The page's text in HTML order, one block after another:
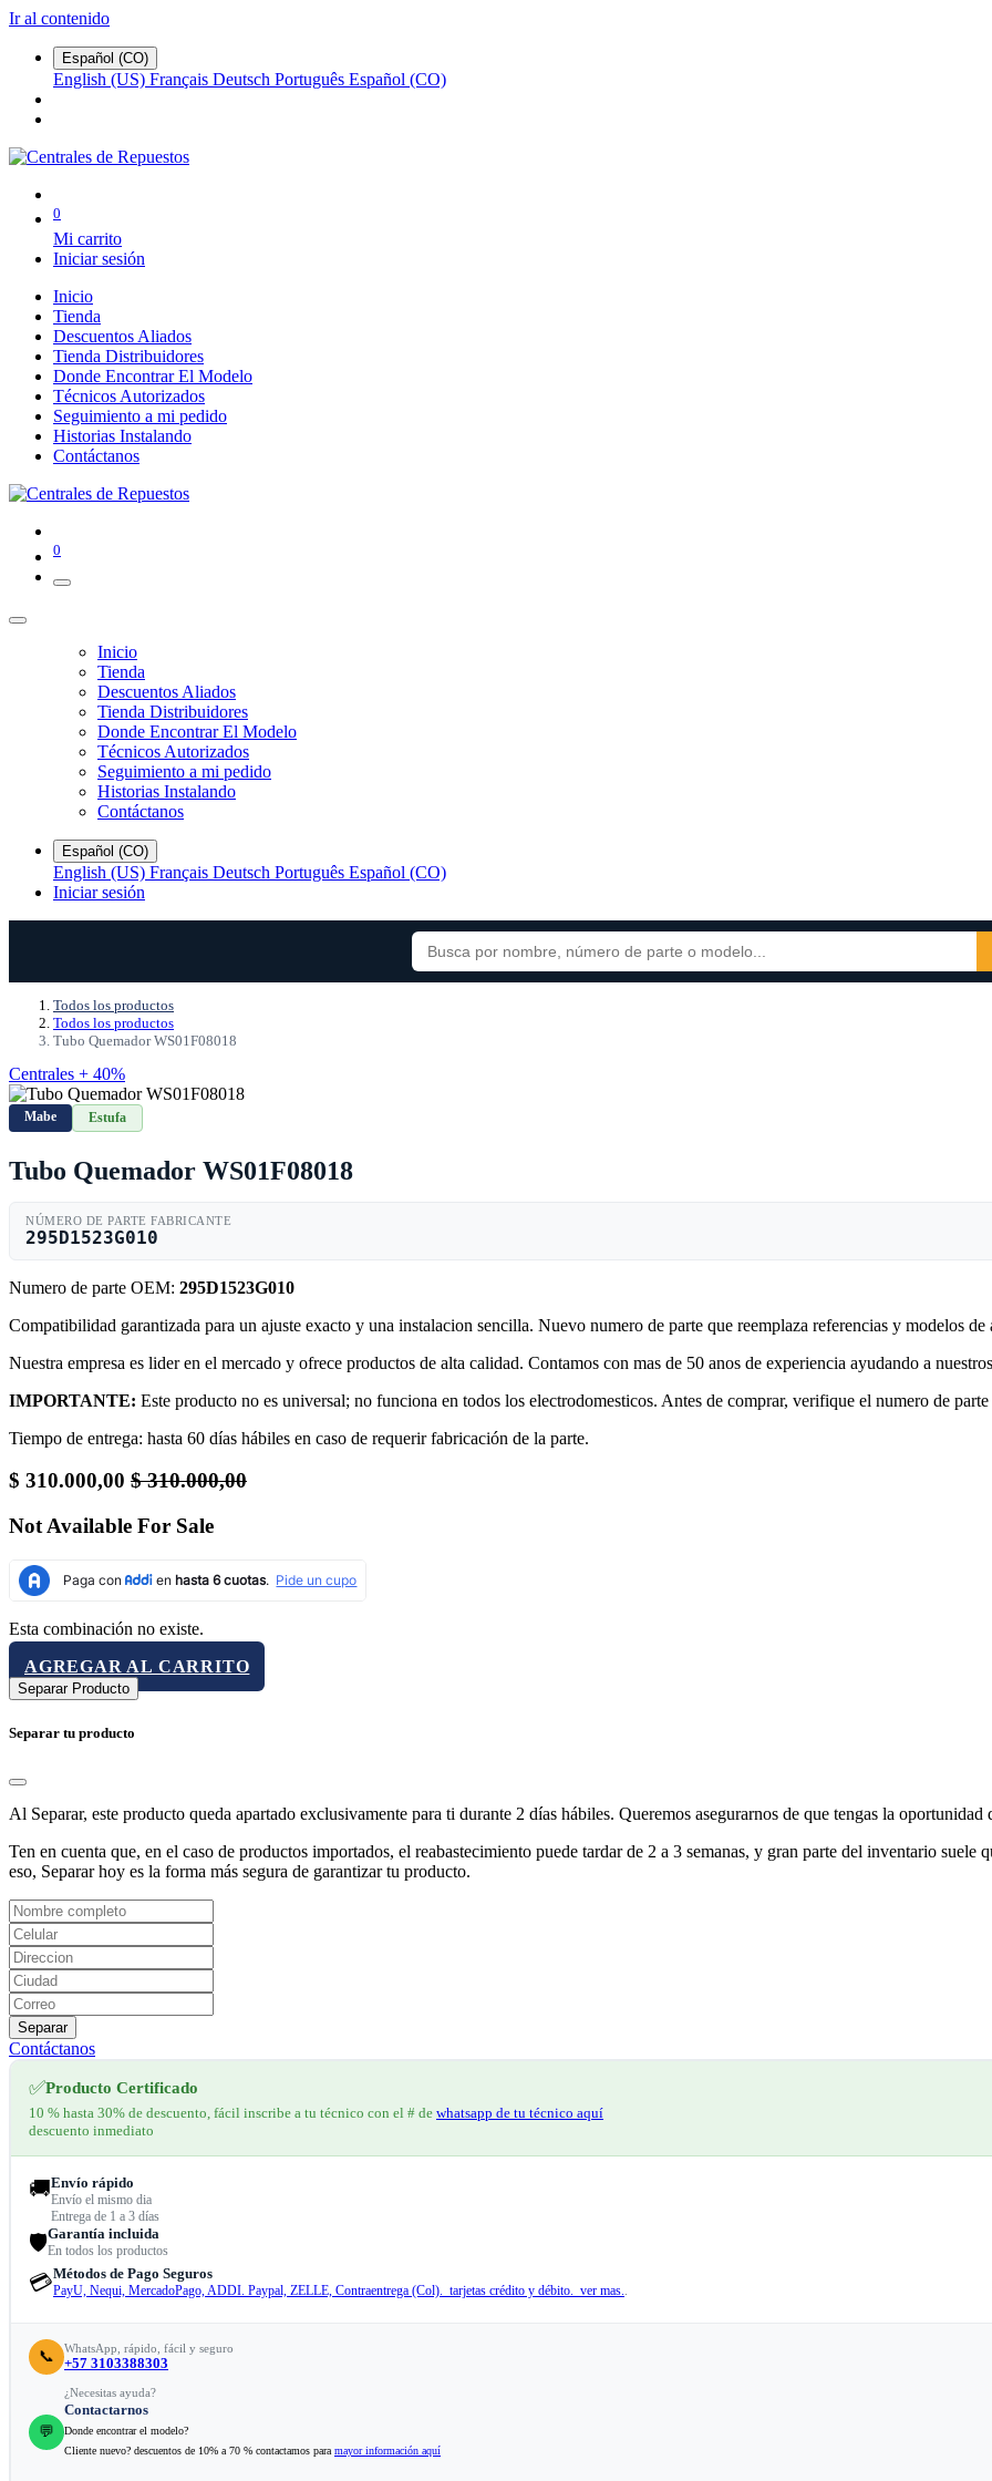
Ir al contenido
Español (CO)
English (US) Français Deutsch Português Español (CO)
0
Mi carrito
Iniciar sesión
Inicio
Tienda
Descuentos Aliados
Tienda Distribuidores
Donde Encontrar El Modelo
Técnicos Autorizados
Seguimiento a mi pedido
Historias Instalando
Contáctanos
0
Inicio
Tienda
Descuentos Aliados
Tienda Distribuidores
Donde Encontrar El Modelo
Técnicos Autorizados
Seguimiento a mi pedido
Historias Instalando
Contáctanos
Español (CO)
English (US) Français Deutsch Português Español (CO)
Iniciar sesión
Todos los productos
Todos los productos
Tubo Quemador WS01F08018
Centrales + 40%
Mabe Estufa
Tubo Quemador WS01F08018
NÚMERO DE PARTE FABRICANTE
295D1523G010
Numero de parte OEM: 295D1523G010
Compatibilidad garantizada para un ajuste exacto y una instalacion sencilla. Nuevo numero de parte que reemplaza referencias y modelos de
Nuestra empresa es lider en el mercado y ofrece productos de alta calidad. Contamos con mas de 50 anos de experiencia ayudando a
IMPORTANTE: Este producto no es universal; no funciona en todos los electrodomesticos. Antes de comprar, verifique el numero de
Tiempo de entrega: hasta 60 días hábiles en caso de requerir fabricación de la parte.
$ 310.000,00 $310.000,00
Not Available For Sale
Esta combinación no existe.
AGREGAR AL CARRITO
Separar Producto
Separar tu producto
Al Separar, este producto queda apartado exclusivamente para ti durante 2 días hábiles. Queremos asegurarnos de que tengas la oportunidad
Ten en cuenta que, en el caso de productos importados, el reabastecimiento puede tardar de 2 a 3 semanas, y gran parte del inventario
eso, Separar hoy es la forma más segura de garantizar tu producto.
Separar
Contáctanos
✅Producto Certificado
10 % hasta 30% de descuento, fácil inscribe a tu técnico con el # de whatsapp de tu técnico aquí
descuento inmediato
🚚Envío rápido
Envío el mismo dia
Entrega de 1 a 3 días
🛡️Garantía incluida
En todos los productos
💳Métodos de Pago Seguros
PayU, Nequi, MercadoPago, ADDI. Paypal, ZELLE, Contraentrega (Col). tarjetas crédito y débito. ver mas..
📞 WhatsApp, rápido, fácil y seguro
+57 3103388303
💬
¿Necesitas ayuda?
Contactarnos
Donde encontrar el modelo?
Cliente nuevo? descuentos de 10% a 70 % contactamos para mayor información aquí